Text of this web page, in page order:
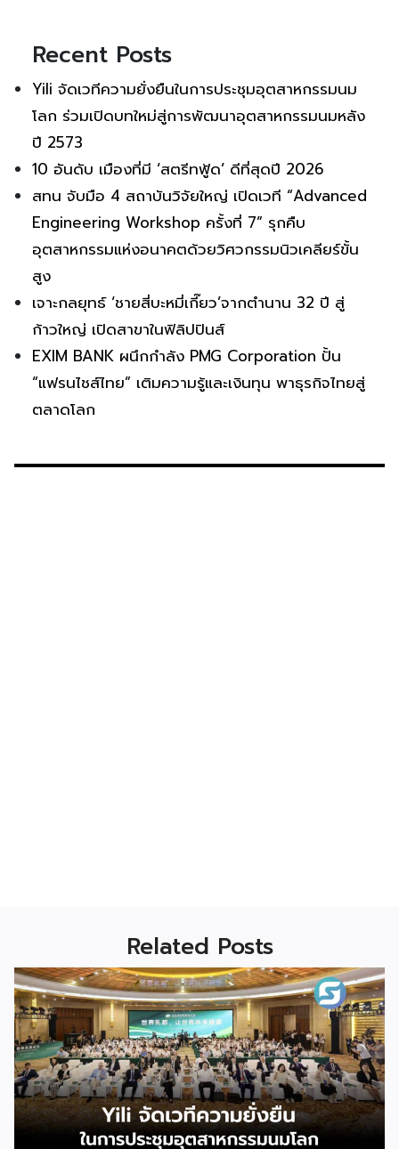
Recent Posts
Yili จัดเวทีความยั่งยืนในการประชุมอุตสาหกรรมนม
โลก ร่วมเปิดบทใหม่สู่การพัฒนาอุตสาหกรรมนมหลัง
ปี 2573
10 อันดับ เมืองที่มี ‘สตรีทฟู้ด’ ดีที่สุดปี 2026
สทน จับมือ 4 สถาบันวิจัยใหญ่ เปิดเวที “Advanced
Engineering Workshop ครั้งที่ 7” รุกคืบ
อุตสาหกรรมแห่งอนาคตด้วยวิศวกรรมนิวเคลียร์ขั้น
สูง
เจาะกลยุทธ์ ‘ชายสี่บะหมี่เกี๊ยว’จากตำนาน 32 ปี สู่
ก้าวใหญ่ เปิดสาขาในฟิลิปปินส์
EXIM BANK ผนึกกำลัง PMG Corporation ปั้น
“แฟรนไชส์ไทย” เติมความรู้และเงินทุน พาธุรกิจไทยสู่
ตลาดโลก
Related Posts